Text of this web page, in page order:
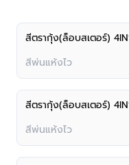
สีพ่นแห้งไว
สีพ่นแห้งไว